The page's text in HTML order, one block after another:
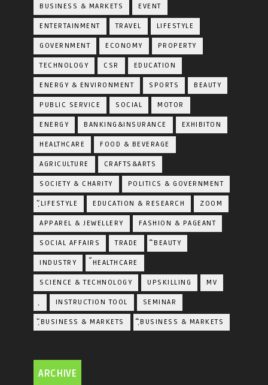
BUSINESS & MARKETS EVENT
ENTERTAINMENT TRAVEL LIFESTYLE
GOVERNMENT ECONOMY PROPERTY
TECHNOLOGY CSR EDUCATION
ENERGY & ENVIRONMENT SPORTS BEAUTY
PUBLIC SERVICE SOCIAL MOTOR
ENERGY BANKING&INSURANCE EXHIBITON
HEALTHCARE FOOD & BEVERAGE
AGRICULTURE CRAFTS&ARTS
SOCIETY & CHARITY POLITICS & GOVERNMENT
ฺัLIFESTYLE EDUCATION & RESEARCH ZOOM
APPAREL & JEWELLERY FASHION & PAGEANT
SOCIAL AFFAIRS TRADE ิBEAUTY
INDUSTRY ้HEALTHCARE
SCIENCE & TECHNOLOGY UPSKILLING MV
INSTRUCTION TOOL SEMINAR
ฺัBUSINESS & MARKETS ฺิBUSINESS & MARKETS
ARCHIVE